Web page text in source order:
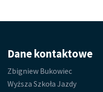
Dane kontaktowe
Zbigniew Bukowiec
Wyższa Szkoła Jazdy